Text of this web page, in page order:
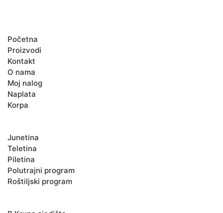
Početna
Proizvodi
Kontakt
O nama
Moj nalog
Naplata
Korpa
Junetina
Teletina
Piletina
Polutrajni program
Roštiljski program